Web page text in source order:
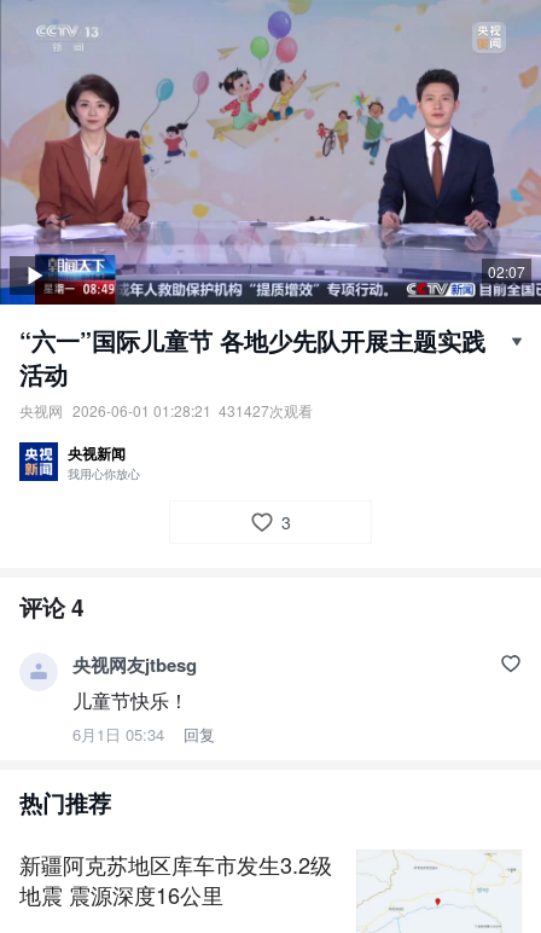
02:07
“六一”国际儿童节 各地少先队开展主题实践
活动
央视网 2026-06-01 01:28:21 431427次观看
责任编辑：央视网
央视新闻
我用心你放心
3
评论4
央视网友jtbesg
儿童节快乐！
6月1日 05:34 回复
热门推荐
新疆阿克苏地区库车市发生3.2级
地震 震源深度16公里